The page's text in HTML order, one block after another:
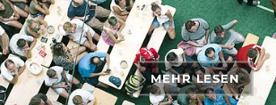
MEHR LESEN